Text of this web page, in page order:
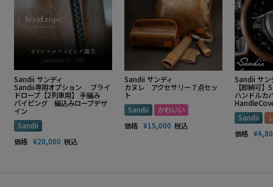
Sandii サンディ
Sandii専用オプション ブライ
ドロープ【2列車用】 手編み
パイピング 編込みロープデザ
イン
Sandii
価格 ¥20,000 税込
Sandii サンディ
カヌレ アクセサリー７点セッ
ト
Sandii
かわいい
価格 ¥15,000 税込
Sandii サン
【即納可
ハンドルカ
Sandii
価格 ¥